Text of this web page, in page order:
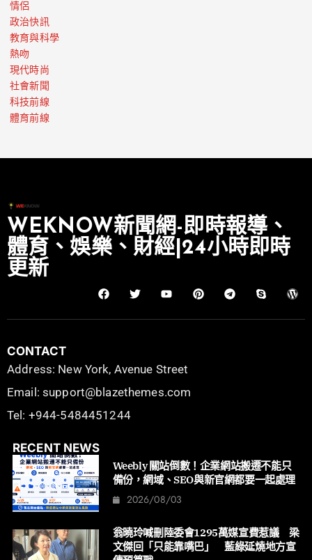
情侶
政治快訊
教育與科學
熱吻
現代時尚
社會新聞
科技前線
體育前線
WEKNOW新聞網-即時報導、
體育、娛樂、財經|24小時即時
更新
CONTACT
Address: New York, Avenue Street
Email: support@blazethemes.com
Tel: +944-5484451244
RECENT NEWS
Weebly 關站倒數！企業網站搬遷不能只
備份，網域、SEO與新官網都要一起處理
2026/08/03
翁曉玲喊刪陸委會1295萬媒宣費惹議 梁
文傑回「只能靠嘴巴」 藍綠延燒地方宣